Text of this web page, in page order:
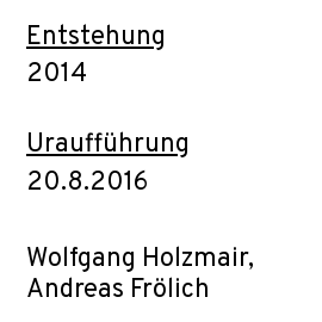
Entstehung
2014
Uraufführung
20.8.2016
Wolfgang Holzmair,
Andreas Frölich